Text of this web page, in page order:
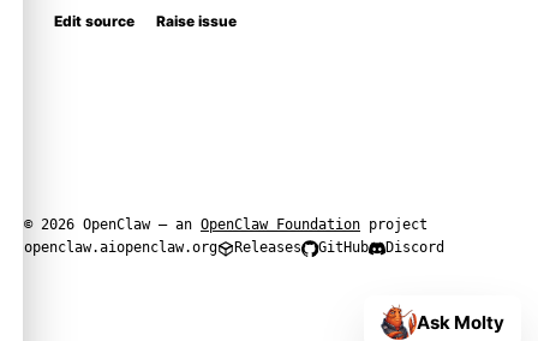
Edit source Raise issue
© 2026 OpenClaw — an OpenClaw Foundation project
openclaw.aiopenclaw.org Releases GitHub Discord
Ask Molty